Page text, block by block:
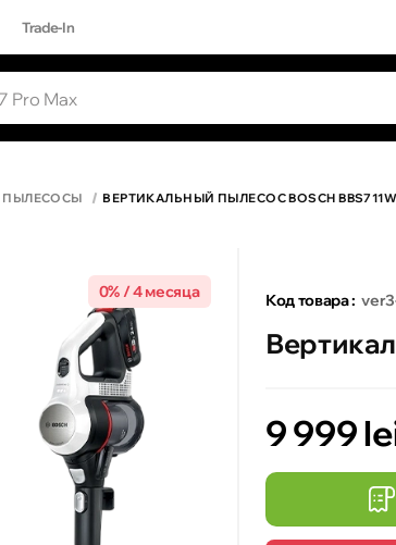
Trade-In
ПЫЛЕСОСЫ ВЕРТИКАЛЬНЫЙ ПЫЛЕСОС BOSCH
0% / 4 месяца Код товара :
9 999